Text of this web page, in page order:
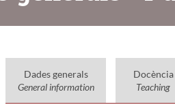
Dades generals
General information
Docència
Teaching